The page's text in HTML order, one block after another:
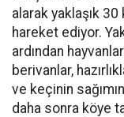
alarak yaklaşık
hareket ediyor.
ardından
berivanlar,
ve keçinin
daha sonra köye